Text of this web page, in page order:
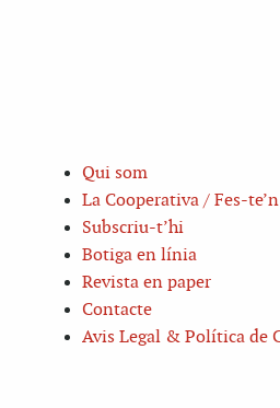
Qui som
La Cooperativa / Fes-
Subscriu-t’hi
Botiga en línia
Revista en paper
Contacte
Avis Legal & Política de